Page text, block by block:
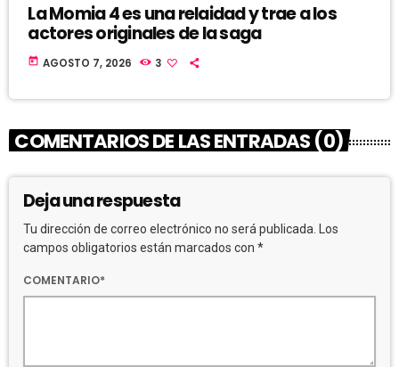
La Momia 4 es una relaidad y trae a los
actores originales de la saga
today AGOSTO 7, 2026 3
COMENTARIOS DE LAS ENTRADAS (0)
Deja una respuesta
Tu dirección de correo electrónico no será publicada. Los
campos obligatorios están marcados con *
COMENTARIO*